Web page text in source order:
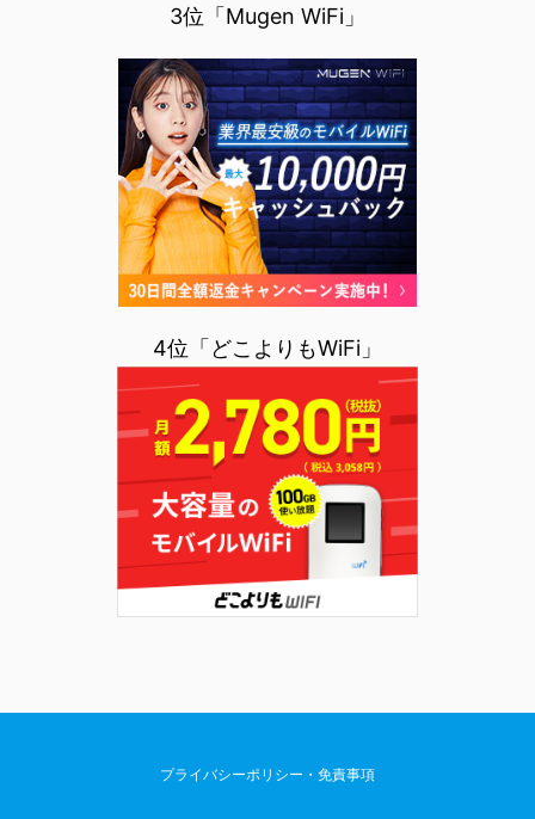
3位「Mugen WiFi」
4位「どこよりもWiFi」
プライバシーポリシー・免責事項